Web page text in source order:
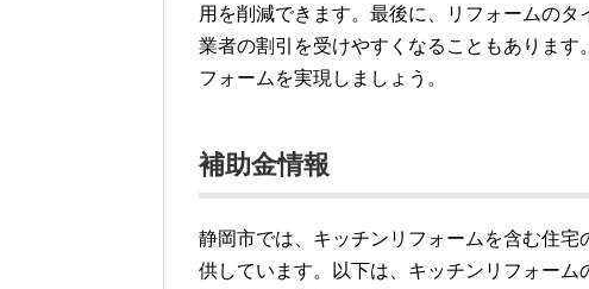
用を削減できます。最後に、リフォームのタ
業者の割引を受けやすくなることもありま
フォームを実現しましょう。
補助金情報
静岡市では、キッチンリフォームを含む住
供しています。以下は、キッチンリフォー